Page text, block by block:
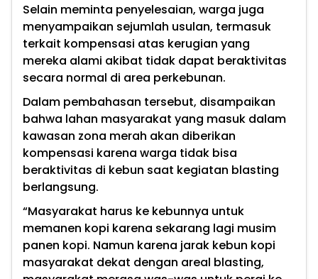
Selain meminta penyelesaian, warga juga
menyampaikan sejumlah usulan, termasuk
terkait kompensasi atas kerugian yang
mereka alami akibat tidak dapat beraktivitas
secara normal di area perkebunan.
Dalam pembahasan tersebut, disampaikan
bahwa lahan masyarakat yang masuk dalam
kawasan zona merah akan diberikan
kompensasi karena warga tidak bisa
beraktivitas di kebun saat kegiatan blasting
berlangsung.
“Masyarakat harus ke kebunnya untuk
memanen kopi karena sekarang lagi musim
panen kopi. Namun karena jarak kebun kopi
masyarakat dekat dengan areal blasting,